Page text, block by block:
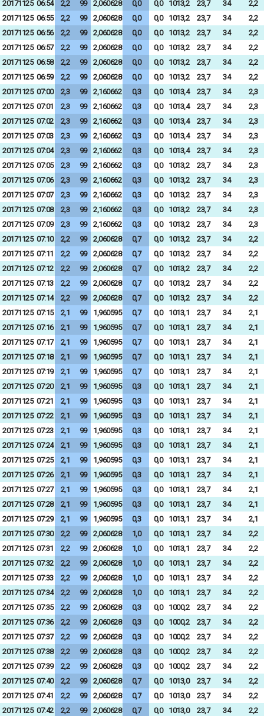
20171125 06:54 2,2 99 2,060628 0,0 0,0 1013,2 23,7 34
2,2
20171125 06:55 2,2 99 2,060628 0,0 0,0 1013,2 23,7 34
2,2
20171125 06:56 2,2 99 2,060628 0,0 0,0 1013,2 23,7 34
2,2
20171125 06:57 2,2 99 2,060628 0,0 0,0 1013,2 23,7 34
2,2
20171125 06:58 2,2 99 2,060628 0,0 0,0 1013,2 23,7 34
2,2
20171125 06:59 2,2 99 2,060628 0,0 0,0 1013,2 23,7 34
2,2
20171125 07:00 2,3 99 2,160662 0,3 0,0 1013,4 23,7 34
2,3
20171125 07:01 2,3 99 2,160662 0,3 0,0 1013,4 23,7 34
2,3
20171125 07:02 2,3 99 2,160662 0,3 0,0 1013,4 23,7 34
2,3
20171125 07:03 2,3 99 2,160662 0,3 0,0 1013,4 23,7 34
2,3
20171125 07:04 2,3 99 2,160662 0,3 0,0 1013,4 23,7 34
2,3
20171125 07:05 2,3 99 2,160662 0,3 0,0 1013,2 23,7 34
2,3
20171125 07:06 2,3 99 2,160662 0,3 0,0 1013,2 23,7 34
2,3
20171125 07:07 2,3 99 2,160662 0,3 0,0 1013,2 23,7 34
2,3
20171125 07:08 2,3 99 2,160662 0,3 0,0 1013,2 23,7 34
2,3
20171125 07:09 2,3 99 2,160662 0,3 0,0 1013,2 23,7 34
2,3
20171125 07:10 2,2 99 2,060628 0,7 0,0 1013,2 23,7 34
2,2
20171125 07:11 2,2 99 2,060628 0,7 0,0 1013,2 23,7 34
2,2
20171125 07:12 2,2 99 2,060628 0,7 0,0 1013,2 23,7 34
2,2
20171125 07:13 2,2 99 2,060628 0,7 0,0 1013,2 23,7 34
2,2
20171125 07:14 2,2 99 2,060628 0,7 0,0 1013,2 23,7 34
2,2
20171125 07:15 2,1 99 1,960595 0,7 0,0 1013,1 23,7 34
2,1
20171125 07:16 2,1 99 1,960595 0,7 0,0 1013,1 23,7 34
2,1
20171125 07:17 2,1 99 1,960595 0,7 0,0 1013,1 23,7 34
2,1
20171125 07:18 2,1 99 1,960595 0,7 0,0 1013,1 23,7 34
2,1
20171125 07:19 2,1 99 1,960595 0,7 0,0 1013,1 23,7 34
2,1
20171125 07:20 2,1 99 1,960595 0,3 0,0 1013,1 23,7 34
2,1
20171125 07:21 2,1 99 1,960595 0,3 0,0 1013,1 23,7 34
2,1
20171125 07:22 2,1 99 1,960595 0,3 0,0 1013,1 23,7 34
2,1
20171125 07:23 2,1 99 1,960595 0,3 0,0 1013,1 23,7 34
2,1
20171125 07:24 2,1 99 1,960595 0,3 0,0 1013,1 23,7 34
2,1
20171125 07:25 2,1 99 1,960595 0,3 0,0 1013,1 23,7 34
2,1
20171125 07:26 2,1 99 1,960595 0,3 0,0 1013,1 23,7 34
2,1
20171125 07:27 2,1 99 1,960595 0,3 0,0 1013,1 23,7 34
2,1
20171125 07:28 2,1 99 1,960595 0,3 0,0 1013,1 23,7 34
2,1
20171125 07:29 2,1 99 1,960595 0,3 0,0 1013,1 23,7 34
2,1
20171125 07:30 2,2 99 2,060628 1,0 0,0 1013,1 23,7 34
2,2
20171125 07:31 2,2 99 2,060628 1,0 0,0 1013,1 23,7 34
2,2
20171125 07:32 2,2 99 2,060628 1,0 0,0 1013,1 23,7 34
2,2
20171125 07:33 2,2 99 2,060628 1,0 0,0 1013,1 23,7 34
2,2
20171125 07:34 2,2 99 2,060628 1,0 0,0 1013,1 23,7 34
2,2
20171125 07:35 2,2 99 2,060628 0,3 0,0 1000,2 23,7 34
2,2
20171125 07:36 2,2 99 2,060628 0,3 0,0 1000,2 23,7 34
2,2
20171125 07:37 2,2 99 2,060628 0,3 0,0 1000,2 23,7 34
2,2
20171125 07:38 2,2 99 2,060628 0,3 0,0 1000,2 23,7 34
2,2
20171125 07:39 2,2 99 2,060628 0,3 0,0 1000,2 23,7 34
2,2
20171125 07:40 2,2 99 2,060628 0,7 0,0 1013,0 23,7 34
2,2
20171125 07:41 2,2 99 2,060628 0,7 0,0 1013,0 23,7 34
2,2
20171125 07:42 2,2 99 2,060628 0,7 0,0 1013,0 23,7 34
2,2